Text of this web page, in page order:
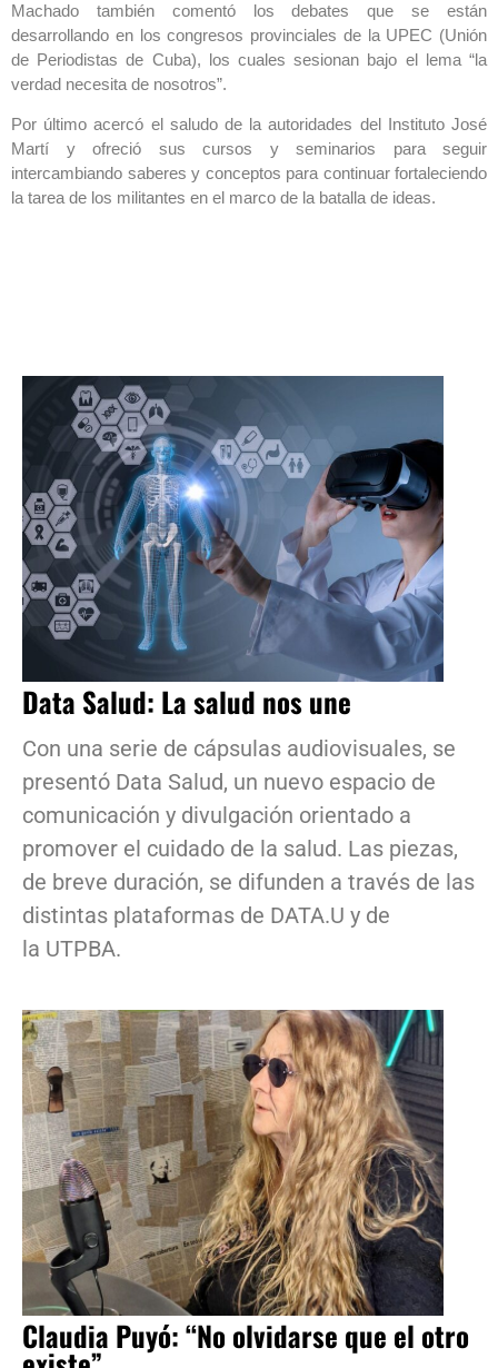
Machado también comentó los debates que se están
desarrollando en los congresos provinciales de la UPEC (Unión
de Periodistas de Cuba), los cuales sesionan bajo el lema “la
verdad necesita de nosotros”.
Por último acercó el saludo de la autoridades del Instituto José
Martí y ofreció sus cursos y seminarios para seguir
intercambiando saberes y conceptos para continuar fortaleciendo
la tarea de los militantes en el marco de la batalla de ideas.
Data Salud: La salud nos une
Con una serie de cápsulas audiovisuales, se
presentó Data Salud, un nuevo espacio de
comunicación y divulgación orientado a
promover el cuidado de la salud. Las piezas,
de breve duración, se difunden a través de las
distintas plataformas de DATA.U y de
la UTPBA.
Claudia Puyó: “No olvidarse que el otro